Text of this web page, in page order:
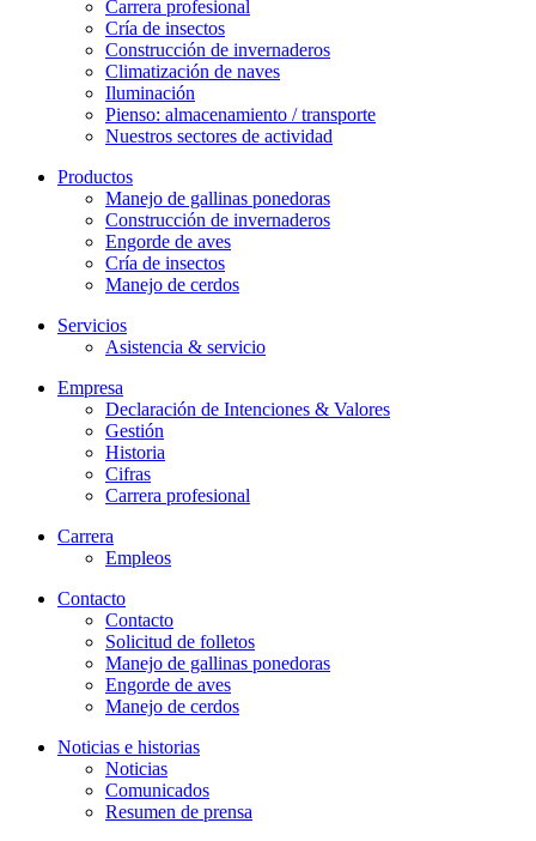
Carrera profesional
Cría de insectos
Construcción de invernaderos
Climatización de naves
Iluminación
Pienso: almacenamiento / transporte
Nuestros sectores de actividad
Productos
Manejo de gallinas ponedoras
Construcción de invernaderos
Engorde de aves
Cría de insectos
Manejo de cerdos
Servicios
Asistencia & servicio
Empresa
Declaración de Intenciones & Valores
Gestión
Historia
Cifras
Carrera profesional
Carrera
Empleos
Contacto
Contacto
Solicitud de folletos
Manejo de gallinas ponedoras
Engorde de aves
Manejo de cerdos
Noticias e historias
Noticias
Comunicados
Resumen de prensa